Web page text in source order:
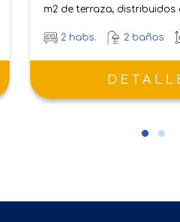
superficie de 50 m2 mas 33
1 habs. 1 baños